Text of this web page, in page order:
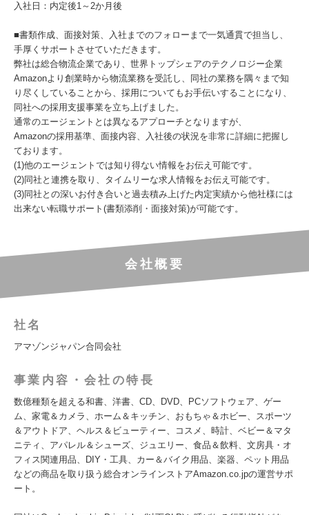
入社日：内定後1～2か月後
■書類作成、面接対策、入社までのフォローまで一気通貫で担当し、
手厚くサポートさせていただきます。
弊社は総合物流企業であり、世界トップシェアのテクノロジー企業
Amazonより創業時から物流業務を受託し、同社の業務を隅々まで知
り尽くしていることから、採用についてもお手伝いすることになり、
同社への採用支援事業を立ち上げました。
通常のエージェントとは異なるアプローチとなりますが、
Amazonの採用基準、面接内容、入社後の状況を非常に詳細に把握し
ております。
(1)他のエージェントでは知り得ない情報をお伝え可能です。
(2)同社と連携を取り、タイムリーな求人情報をお伝え可能です。
(3)同社との深いお付き合いと過去積み上げた内定実績から他社様には
出来ない転職サポート(書類添削・面接対策)が可能です。
会社概要
社名
アマゾンジャパン合同会社
事業内容・会社の特長
数億種類を超える和書、洋書、CD、DVD、PCソフトウェア、ゲー
ム、家電＆カメラ、ホーム＆キッチン、おもちゃ＆ホビー、スポーツ
＆アウトドア、ヘルス＆ビューティー、コスメ、時計、ベビー＆マタ
ニティ、アパレル＆シューズ、ジュエリー、食品＆飲料、文房具・オ
フィス関連用品、DIY・工具、カー＆バイク用品、楽器、ペット用品
などの商品を取り扱う総合オンラインストアAmazon.co.jpの運営サポ
ート。